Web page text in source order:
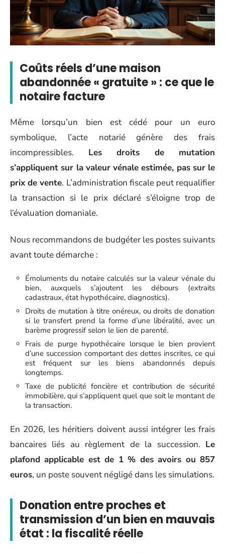
Coûts réels d’une maison
abandonnée « gratuite » : ce que le
notaire facture
Même lorsqu’un bien est cédé pour un euro
symbolique, l’acte notarié génère des frais
incompressibles. Les droits de mutation
s’appliquent sur la valeur vénale estimée, pas sur le
prix de vente. L’administration fiscale peut requalifier
la transaction si le prix déclaré s’éloigne trop de
l’évaluation domaniale.
Nous recommandons de budgéter les postes suivants
avant toute démarche :
Émoluments du notaire calculés sur la valeur vénale du
bien, auxquels s’ajoutent les débours (extraits
cadastraux, état hypothécaire, diagnostics).
Droits de mutation à titre onéreux, ou droits de donation
si le transfert prend la forme d’une libéralité, avec un
barème progressif selon le lien de parenté.
Frais de purge hypothécaire lorsque le bien provient
d’une succession comportant des dettes inscrites, ce qui
est fréquent sur les biens abandonnés depuis
longtemps.
Taxe de publicité foncière et contribution de sécurité
immobilière, qui s’appliquent quel que soit le montant de
la transaction.
En 2026, les héritiers doivent aussi intégrer les frais
bancaires liés au règlement de la succession. Le
plafond applicable est de 1 % des avoirs ou 857
euros, un poste souvent négligé dans les simulations.
Donation entre proches et
transmission d’un bien en mauvais
état : la fiscalité réelle